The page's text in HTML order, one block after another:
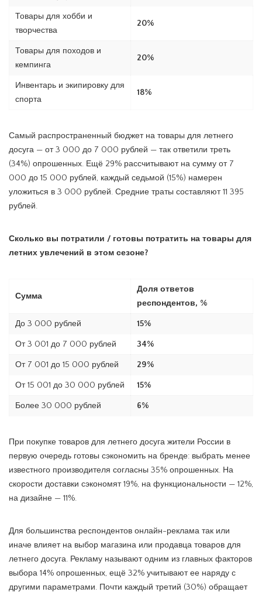
Товары для хобби и
творчества
20%
Товары для походов и
кемпинга
20%
Инвентарь и экипировку для
спорта
18%
Самый распространенный бюджет на товары для летнего
досуга — от 3 000 до 7 000 рублей — так ответили треть
(34%) опрошенных. Ещё 29% рассчитывают на сумму от 7
000 до 15 000 рублей, каждый седьмой (15%) намерен
уложиться в 3 000 рублей. Средние траты составляют 11 395
рублей.
Сколько вы потратили / готовы потратить на товары для
летних увлечений в этом сезоне?
Сумма
Доля ответов
респондентов, %
До 3 000 рублей 15%
От 3 001 до 7 000 рублей 34%
От 7 001 до 15 000 рублей 29%
От 15 001 до 30 000 рублей 15%
Более 30 000 рублей 6%
При покупке товаров для летнего досуга жители России в
первую очередь готовы сэкономить на бренде: выбрать менее
известного производителя согласны 35% опрошенных. На
скорости доставки сэкономят 19%, на функциональности — 12%,
на дизайне — 11%.
Для большинства респондентов онлайн-реклама так или
иначе влияет на выбор магазина или продавца товаров для
летнего досуга. Рекламу называют одним из главных факторов
выбора 14% опрошенных, ещё 32% учитывают ее наряду с
другими параметрами. Почти каждый третий (30%) обращает